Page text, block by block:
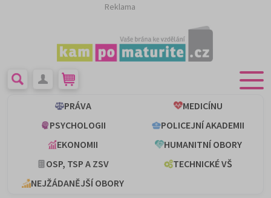
Reklama
PRÁVA
MEDICÍNU
PSYCHOLOGII
POLICEJNÍ AKADEMII
EKONOMII
HUMANITNÍ OBORY
OSP, TSP A ZSV
TECHNICKÉ VŠ
NEJŽÁDANĚJŠÍ OBORY